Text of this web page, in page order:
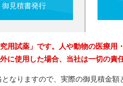
御見積書発行
用試薬」です。人や動物の医療用
に使用した場合、当社は一切の責
なりますので、実際の御見積金額